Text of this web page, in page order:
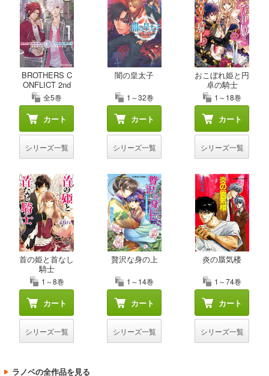
BROTHERS C
ONFLICT 2nd
S...
全5巻
カート
シリーズ一覧
闇の皇太子
1～32巻
カート
シリーズ一覧
おこぼれ姫と円
卓の騎士
1～18巻
カート
シリーズ一覧
首の姫と首なし
騎士
1～8巻
カート
シリーズ一覧
贅沢な身の上
1～14巻
カート
シリーズ一覧
炎の蜃気楼
1～74巻
カート
シリーズ一覧
ラノベの全作品を見る